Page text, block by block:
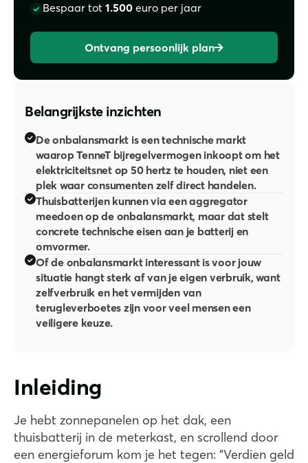
Bespaar tot 1.500 euro per jaar
Ontvang persoonlijk plan
Belangrijkste inzichten
De onbalansmarkt is een technische markt
waarop TenneT bijregelvermogen inkoopt om het
elektriciteitsnet op 50 hertz te houden, niet een
plek waar consumenten zelf direct handelen.
Thuisbatterijen kunnen via een aggregator
meedoen op de onbalansmarkt, maar dat stelt
concrete technische eisen aan je batterij en
omvormer.
Of de onbalansmarkt interessant is voor jouw
situatie hangt sterk af van je eigen verbruik, want
zelfverbruik en het vermijden van
terugleverboetes zijn voor veel mensen een
veiligere keuze.
Inleiding
Je hebt zonnepanelen op het dak, een
thuisbatterij in de meterkast, en scrollend door
een energieforum kom je het tegen: "Verdien geld